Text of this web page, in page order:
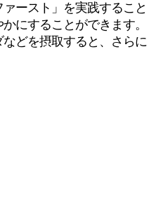
ースト」を実践すること
にすることができます。
どを摂取すると、さらに